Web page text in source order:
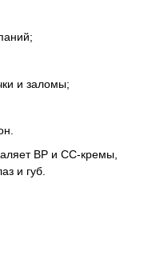
и заломы;
ВР и СС-кремы,
и губ.